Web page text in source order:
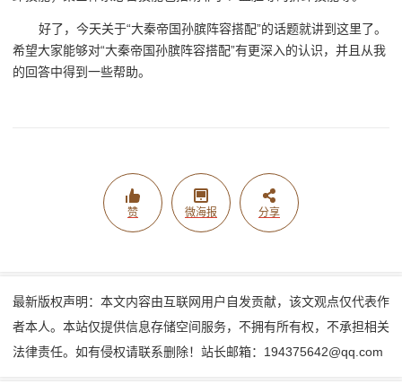
好了，今天关于“大秦帝国孙膑阵容搭配”的话题就讲到这里了。
希望大家能够对“大秦帝国孙膑阵容搭配”有更深入的认识，并且从我
的回答中得到一些帮助。
赞 微海报 分享
最新版权声明：本文内容由互联网用户自发贡献，该文观点仅代表作
者本人。本站仅提供信息存储空间服务，不拥有所有权，不承担相关
法律责任。如有侵权请联系删除！站长邮箱：194375642@qq.com